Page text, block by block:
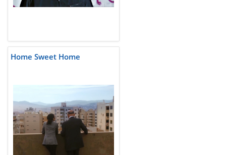
Home Sweet Home